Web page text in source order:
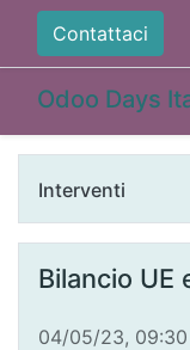
Contattaci
Odoo Days
Interventi
Bilancio UE
04/05/23, 09:30